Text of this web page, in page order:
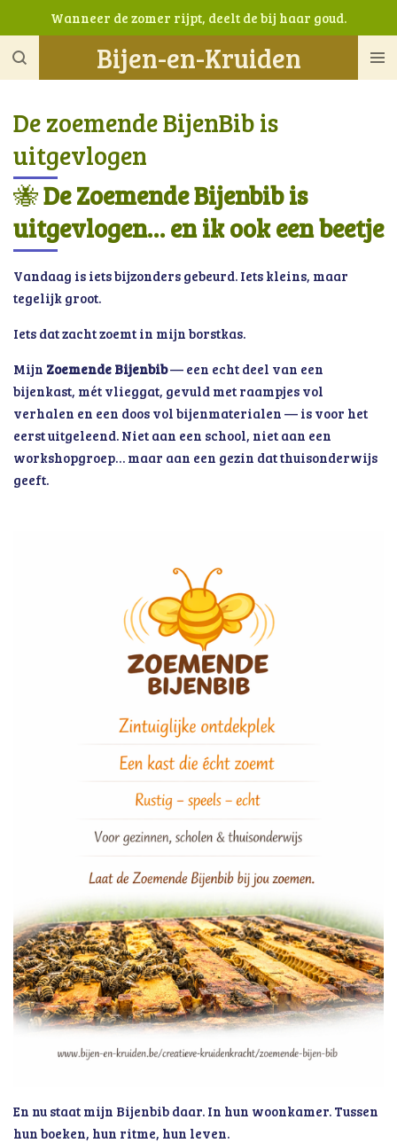
naar
Bijen-en-Kruiden
Wanneer de zomer rijpt, deelt de bij haar goud.
De zoemende BijenBib is
uitgevlogen
🐝De Zoemende Bijenbib is
uitgevlogen… en ik ook een beetje
Vandaag is iets bijzonders gebeurd. Iets kleins, maar
tegelijk groot.
Iets dat zacht zoemt in mijn borstkas.
Mijn Zoemende Bijenbib— een echt deel van een
bijenkast, mét vlieggat, gevuld met raampjes vol
verhalen en een doos vol bijenmaterialen — is voor het
eerst uitgeleend. Niet aan een school, niet aan een
workshopgroep… maar aan een gezin dat thuisonderwijs
geeft.
En nu staat mijn Bijenbib daar. In hun woonkamer. Tussen
hun boeken, hun ritme, hun leven.